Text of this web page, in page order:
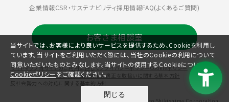
企業情報CSR・サステナビリティ採用情報FAQ(よくあるご質問)
お客さま相談室
サイトマップ当サイトのご利用に際してプライバシーポリシーCookieポリシー
コミュニティガイドライン特定個人情報の適正な取扱いに関する基本方針
反社会勢力への対応に関する基本的方針
当サイトでは、お客様により良いサービスを提供するため、Cookieを利用し
ています。当サイトをご利用いただく際には、当社のCookieの利用について
同意いただいたものとみなします。当サイトの使用するCookieについては、
Cookieポリシーをご確認ください。
閉じる